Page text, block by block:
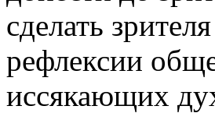
сделать
рефлексии
иссякающих